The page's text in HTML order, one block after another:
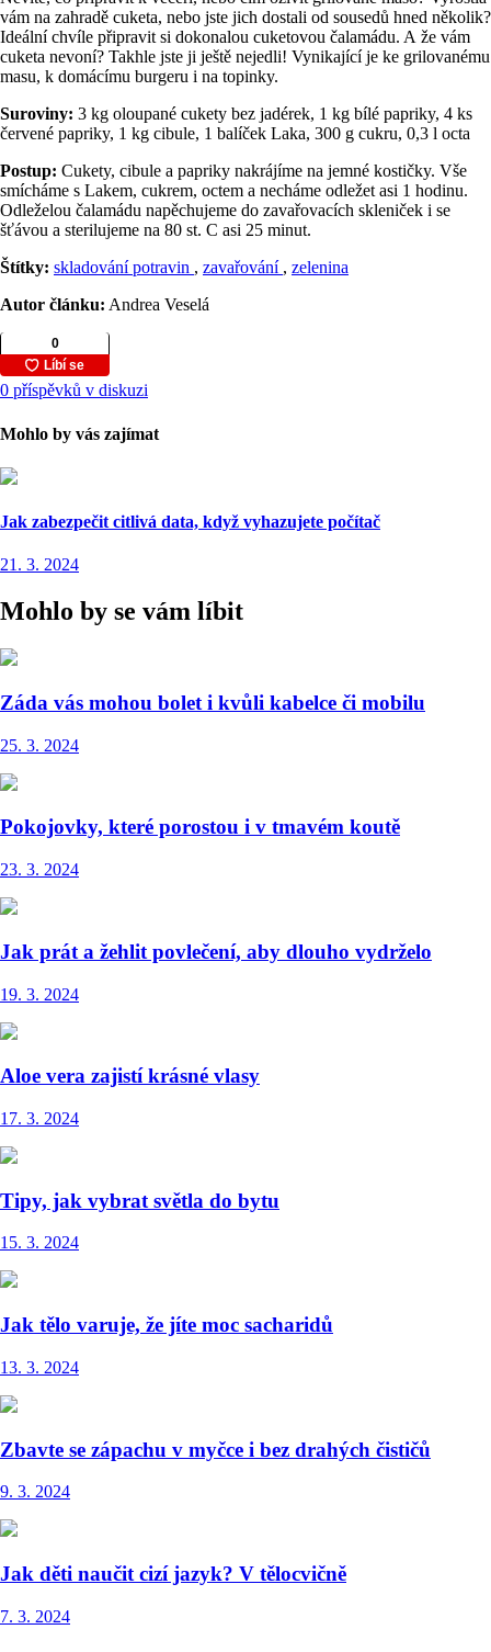
vám na zahradě cuketa, nebo jste jich dostali od sousedů hned několik?
Ideální chvíle připravit si dokonalou cuketovou čalamádu. A že vám
cuketa nevoní? Takhle jste ji ještě nejedli! Vynikající je ke grilovanému
masu, k domácímu burgeru i na topinky.
Suroviny: 3 kg oloupané cukety bez jadérek, 1 kg bílé papriky, 4 ks
červené papriky, 1 kg cibule, 1 balíček Laka, 300 g cukru, 0,3 l octa
Postup: Cukety, cibule a papriky nakrájíme na jemné kostičky. Vše
smícháme s Lakem, cukrem, octem a necháme odležet asi 1 hodinu.
Odleželou čalamádu napěchujeme do zavařovacích skleniček i se
šťávou a sterilujeme na 80 st. C asi 25 minut.
Štítky: skladování potravin , zavařování , zelenina
Autor článku: Andrea Veselá
0 příspěvků v diskuzi
Mohlo by vás zajímat
Jak zabezpečit citlivá data, když vyhazujete počítač
21. 3. 2024
Mohlo by se vám líbit
Záda vás mohou bolet i kvůli kabelce či mobilu
25. 3. 2024
Pokojovky, které porostou i v tmavém koutě
23. 3. 2024
Jak prát a žehlit povlečení, aby dlouho vydrželo
19. 3. 2024
Aloe vera zajistí krásné vlasy
17. 3. 2024
Tipy, jak vybrat světla do bytu
15. 3. 2024
Jak tělo varuje, že jíte moc sacharidů
13. 3. 2024
Zbavte se zápachu v myčce i bez drahých čističů
9. 3. 2024
Jak děti naučit cizí jazyk? V tělocvičně
7. 3. 2024